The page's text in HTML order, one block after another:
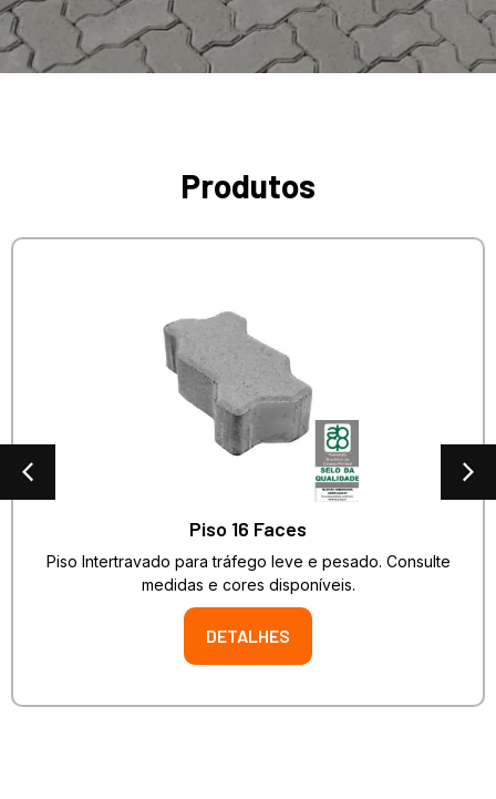
Produtos
Piso 16 Faces
Piso Intertravado para tráfego leve e pesado. Consulte
medidas e cores disponíveis.
DETALHES